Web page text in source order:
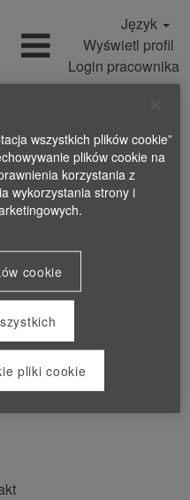
Język
Wyświetl profil
Login pracownika
wszystkich plików cookie”
plików cookie na
korzystania z
wykorzystania strony i
cookie
pliki cookie